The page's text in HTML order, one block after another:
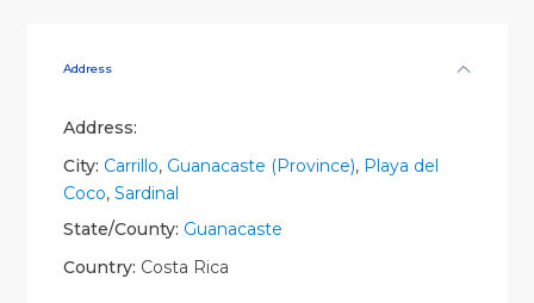
Address
Address:
City: Carrillo, Guanacaste (Province), Playa del
Coco, Sardinal
State/County: Guanacaste
Country: Costa Rica